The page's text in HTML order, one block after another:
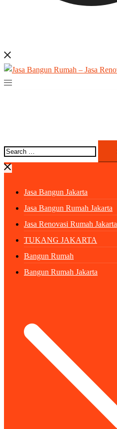
Search
for:
Jasa Bangun Jakarta
Jasa Bangun Rumah Jakarta
Jasa Renovasi Rumah Jakarta
TUKANG JAKARTA
Bangun Rumah
Bangun Rumah Jakarta